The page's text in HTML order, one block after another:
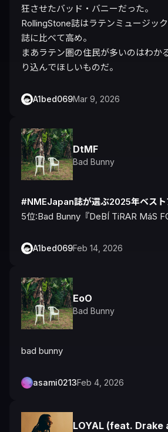
狂させたバッド・バニーだった。
RollingStone誌はラテンミュージッ
誌に比べて高め。
まあラテン圏の住民が多いのはわか
り込んでほしいものだ。
A1bed069Mar 9, 2026
DtMF
Bad Bunny
#NMEJapan誌が選ぶ2025年ベス
5位:Bad Bunny『DeBÍ TiRAR MáS
A1bed069Feb 14, 2026
EoO
Bad Bunny
bad bunny
asami0213Feb 4, 2026
LOYAL (feat. Drake